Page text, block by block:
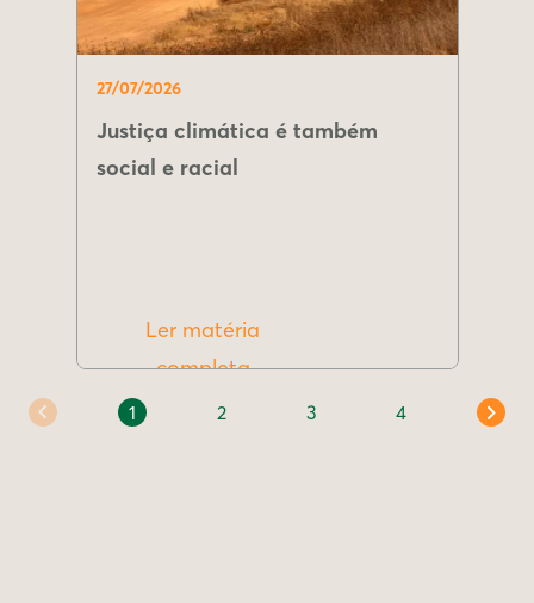
27/07/2026
Justiça climática é também
social e racial
Ler matéria
completa
1 2 3 4